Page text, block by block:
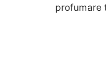
profumare